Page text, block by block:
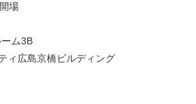
場
ム3B
京橋ビルディング